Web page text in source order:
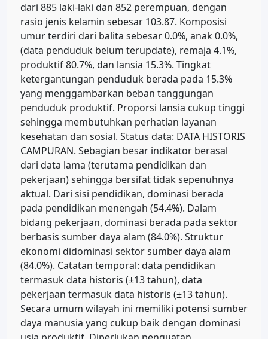
dari 885 laki-laki dan 852 perempuan, dengan
rasio jenis kelamin sebesar 103.87. Komposisi
umur terdiri dari balita sebesar 0.0%, anak 0.0%,
(data penduduk belum terupdate), remaja 4.1%,
produktif 80.7%, dan lansia 15.3%. Tingkat
ketergantungan penduduk berada pada 15.3%
yang menggambarkan beban tanggungan
penduduk produktif. Proporsi lansia cukup tinggi
sehingga membutuhkan perhatian layanan
kesehatan dan sosial. Status data: DATA HISTORIS
CAMPURAN. Sebagian besar indikator berasal
dari data lama (terutama pendidikan dan
pekerjaan) sehingga bersifat tidak sepenuhnya
aktual. Dari sisi pendidikan, dominasi berada
pada pendidikan menengah (54.4%). Dalam
bidang pekerjaan, dominasi berada pada sektor
berbasis sumber daya alam (84.0%). Struktur
ekonomi didominasi sektor sumber daya alam
(84.0%). Catatan temporal: data pendidikan
termasuk data historis (±13 tahun), data
pekerjaan termasuk data historis (±13 tahun).
Secara umum wilayah ini memiliki potensi sumber
daya manusia yang cukup baik dengan dominasi